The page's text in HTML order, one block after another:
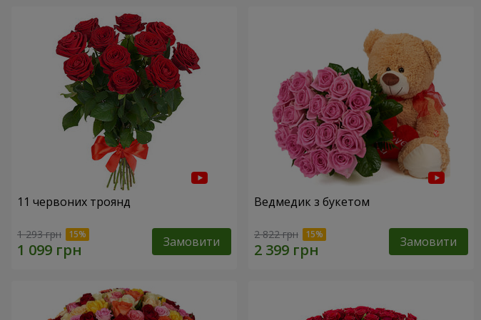
11 червоних троянд
1 293 грн Замовити
Ведмедик з букетом
2 822 грн Замовити